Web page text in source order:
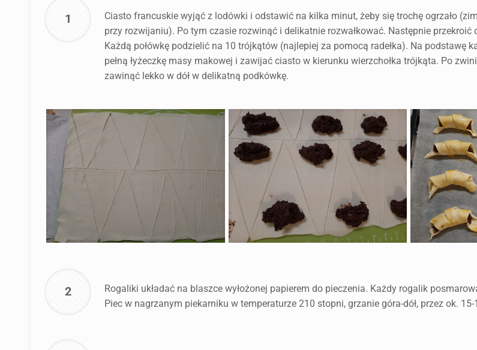
1
Ciasto francuskie wyjąć z lodówki i odstawić na kilka minut, żeby się trochę ogrzało
przy rozwijaniu). Po tym czasie rozwinąć i delikatnie rozwałkować. Następnie przekroić
Każdą połówkę podzielić na 10 trójkątów (najlepiej za pomocą radełka). Na podstawę
pełną łyżeczkę masy makowej i zawijać ciasto w kierunku wierzchołka trójkąta. Po
zawinąć lekko w dół w delikatną podkówkę.
2
Rogaliki układać na blaszce wyłożonej papierem do pieczenia. Każdy rogalik
Piec w nagrzanym piekarniku w temperaturze 210 stopni, grzanie góra-dół, przez ok.